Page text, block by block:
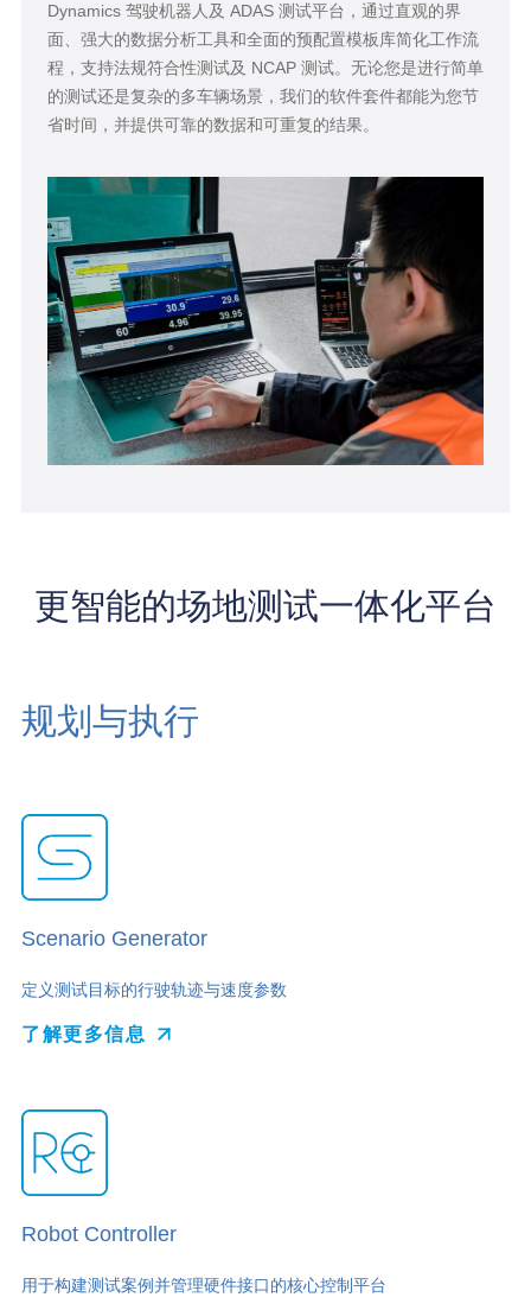
Dynamics 驾驶机器人及 ADAS 测试平台，通过直观的界
面、强大的数据分析工具和全面的预配置模板库简化工作流
程，支持法规符合性测试及 NCAP 测试。无论您是进行简单
的测试还是复杂的多车辆场景，我们的软件套件都能为您节
省时间，并提供可靠的数据和可重复的结果。
更智能的场地测试一体化平台
规划与执行
Scenario Generator
定义测试目标的行驶轨迹与速度参数
了解更多信息
Robot Controller
用于构建测试案例并管理硬件接口的核心控制平台